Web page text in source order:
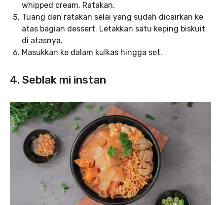
whipped cream. Ratakan.
Tuang dan ratakan selai yang sudah dicairkan ke
atas bagian dessert. Letakkan satu keping biskuit
di atasnya.
Masukkan ke dalam kulkas hingga set.
4. Seblak mi instan